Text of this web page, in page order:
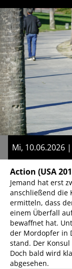
Mi, 10.06.2026
Action (USA
Jemand hat erst
anschließend die
ermitteln, dass
einem Überfall
bewaffnet hat.
der Mordopfer in
stand. Der
Doch bald wird
abgesehen.